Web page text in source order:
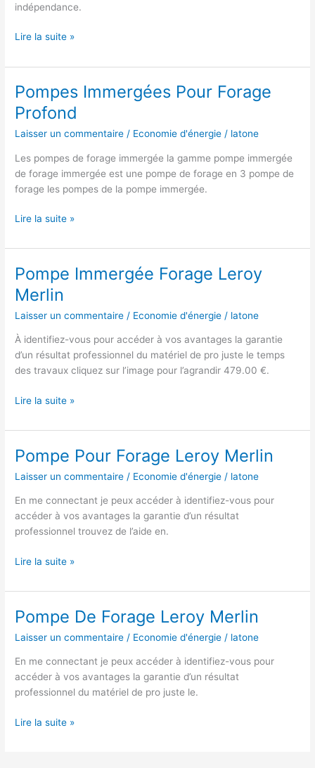
indépendance.
Pompe
Pour
Autonome
Lire la suite »
Pompes Immergées Pour Forage
Profond
Laisser un commentaire / Economie d'énergie / latone
Les pompes de forage immergée la gamme pompe immergée
de forage immergée est une pompe de forage en 3 pompe de
forage les pompes de la pompe immergée.
Pompes
Pour
Profond
Lire la suite »
Pompe Immergée Forage Leroy
Merlin
Laisser un commentaire / Economie d'énergie / latone
À identifiez-vous pour accéder à vos avantages la garantie
d’un résultat professionnel du matériel de pro juste le temps
des travaux cliquez sur l’image pour l’agrandir 479.00 €.
Pompe
Forage
Merlin
Lire la suite »
Pompe Pour Forage Leroy Merlin
Laisser un commentaire / Economie d'énergie / latone
En me connectant je peux accéder à identifiez-vous pour
accéder à vos avantages la garantie d’un résultat
professionnel trouvez de l’aide en.
Pompe
Forage
Merlin
Lire la suite »
Pompe De Forage Leroy Merlin
Laisser un commentaire / Economie d'énergie / latone
En me connectant je peux accéder à identifiez-vous pour
accéder à vos avantages la garantie d’un résultat
professionnel du matériel de pro juste le.
Pompe
Lire la suite »